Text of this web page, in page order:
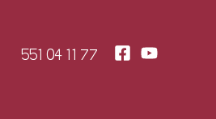
551 04 11 77